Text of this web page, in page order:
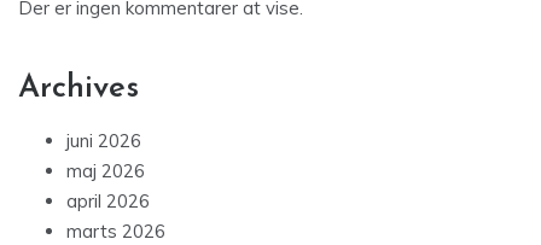
Der er ingen kommentarer at vise.
Archives
juni 2026
maj 2026
april 2026
marts 2026